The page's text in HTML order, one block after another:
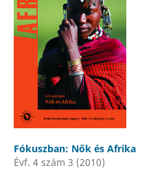
Fókuszban: Nők és Afrika
Évf. 4 szám 3 (2010)